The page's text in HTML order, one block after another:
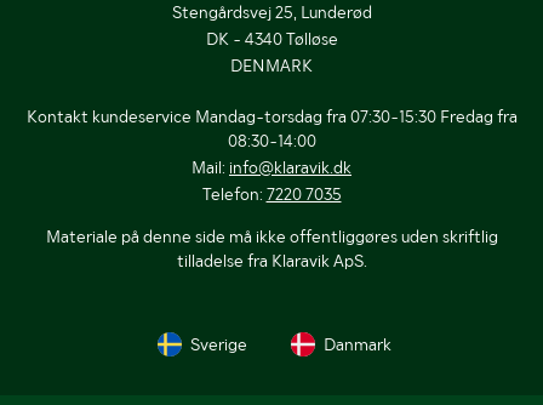
Stengårdsvej 25, Lunderød
DK - 4340 Tølløse
DENMARK
Kontakt kundeservice Mandag-torsdag fra 07:30-15:30 Fredag fra
08:30-14:00
Mail: info@klaravik.dk
Telefon: 7220 7035
Materiale på denne side må ikke offentliggøres uden skriftlig
tilladelse fra Klaravik ApS.
Sverige Danmark